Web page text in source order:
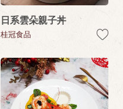
日系雲朵親子丼
桂冠食品